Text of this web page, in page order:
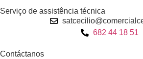
Serviço de assistência técnica
682 44 18 51
Contáctanos